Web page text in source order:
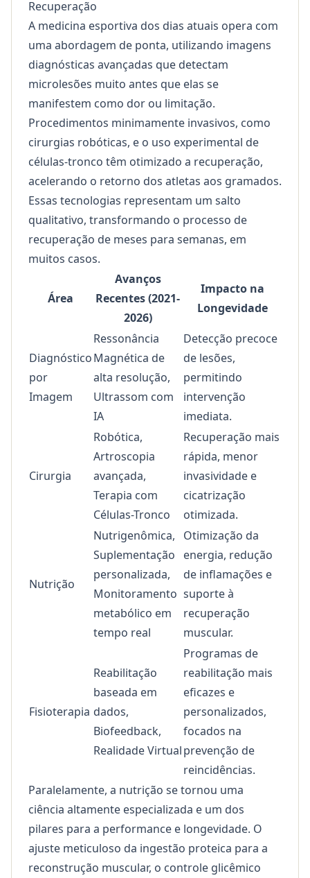
Recuperação
A medicina esportiva dos dias atuais opera com
uma abordagem de ponta, utilizando imagens
diagnósticas avançadas que detectam
microlesões muito antes que elas se
manifestem como dor ou limitação.
Procedimentos minimamente invasivos, como
cirurgias robóticas, e o uso experimental de
células-tronco têm otimizado a recuperação,
acelerando o retorno dos atletas aos gramados.
Essas tecnologias representam um salto
qualitativo, transformando o processo de
recuperação de meses para semanas, em
muitos casos.
Área
Avanços
Recentes (2021-
2026)
Impacto na
Longevidade
Diagnóstico
por
Imagem
Ressonância
Magnética de
alta resolução,
Ultrassom com
IA
Detecção precoce
de lesões,
permitindo
intervenção
imediata.
Cirurgia
Robótica,
Artroscopia
avançada,
Terapia com
Células-Tronco
Recuperação mais
rápida, menor
invasividade e
cicatrização
otimizada.
Nutrição
Nutrigenômica,
Suplementação
personalizada,
Monitoramento
metabólico em
tempo real
Otimização da
energia, redução
de inflamações e
suporte à
recuperação
muscular.
Fisioterapia
Reabilitação
baseada em
dados,
Biofeedback,
Realidade Virtual
Programas de
reabilitação mais
eficazes e
personalizados,
focados na
prevenção de
reincidências.
Paralelamente, a nutrição se tornou uma
ciência altamente especializada e um dos
pilares para a performance e longevidade. O
ajuste meticuloso da ingestão proteica para a
reconstrução muscular, o controle glicêmico